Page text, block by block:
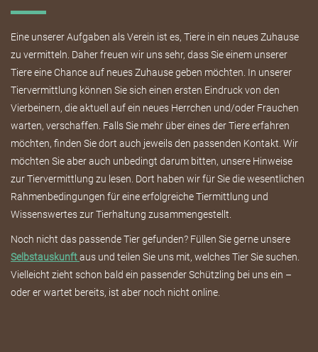
Eine unserer Aufgaben als Verein ist es, Tiere in ein neues Zuhause
zu vermitteln. Daher freuen wir uns sehr, dass Sie einem unserer
Tiere eine Chance auf neues Zuhause geben möchten. In unserer
Tiervermittlung können Sie sich einen ersten Eindruck von den
Vierbeinern, die aktuell auf ein neues Herrchen und/oder Frauchen
warten, verschaffen. Falls Sie mehr über eines der Tiere erfahren
möchten, finden Sie dort auch jeweils den passenden Kontakt. Wir
möchten Sie aber auch unbedingt darum bitten, unsere Hinweise
zur Tiervermittlung zu lesen. Dort haben wir für Sie die wesentlichen
Rahmenbedingungen für eine erfolgreiche Tiermittlung und
Wissenswertes zur Tierhaltung zusammengestellt.
Noch nicht das passende Tier gefunden? Füllen Sie gerne unsere
Selbstauskunftaus und teilen Sie uns mit, welches Tier Sie suchen.
Vielleicht zieht schon bald ein passender Schützling bei uns ein –
oder er wartet bereits, ist aber noch nicht online.